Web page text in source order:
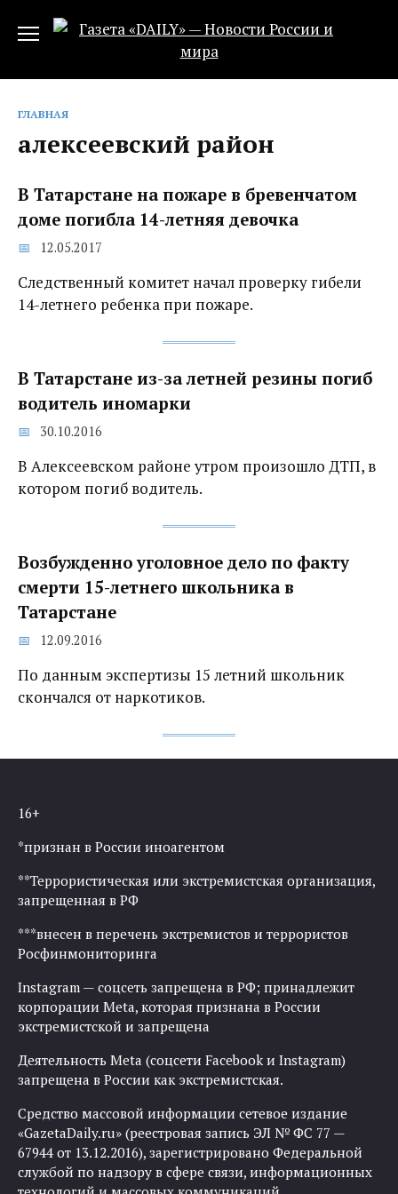
ГЛАВНАЯ
алексеевский район
В Татарстане на пожаре в бревенчатом
доме погибла 14-летняя девочка
12.05.2017
Следственный комитет начал проверку гибели
14-летнего ребенка при пожаре.
В Татарстане из-за летней резины погиб
водитель иномарки
30.10.2016
В Алексеевском районе утром произошло ДТП, в
котором погиб водитель.
Возбужденно уголовное дело по факту
смерти 15-летнего школьника в
Татарстане
12.09.2016
По данным экспертизы 15 летний школьник
скончался от наркотиков.
16+
*признан в России иноагентом
**Террористическая или экстремистская организация,
запрещенная в РФ
***внесен в перечень экстремистов и террористов
Росфинмониторинга
Instagram — соцсеть запрещена в РФ; принадлежит
корпорации Meta, которая признана в России
экстремистской и запрещена
Деятельность Meta (соцсети Facebook и Instagram)
запрещена в России как экстремистская.
Средство массовой информации сетевое издание
«GazetaDaily.ru» (реестровая запись ЭЛ № ФС 77 —
67944 от 13.12.2016), зарегистрировано Федеральной
службой по надзору в сфере связи, информационных